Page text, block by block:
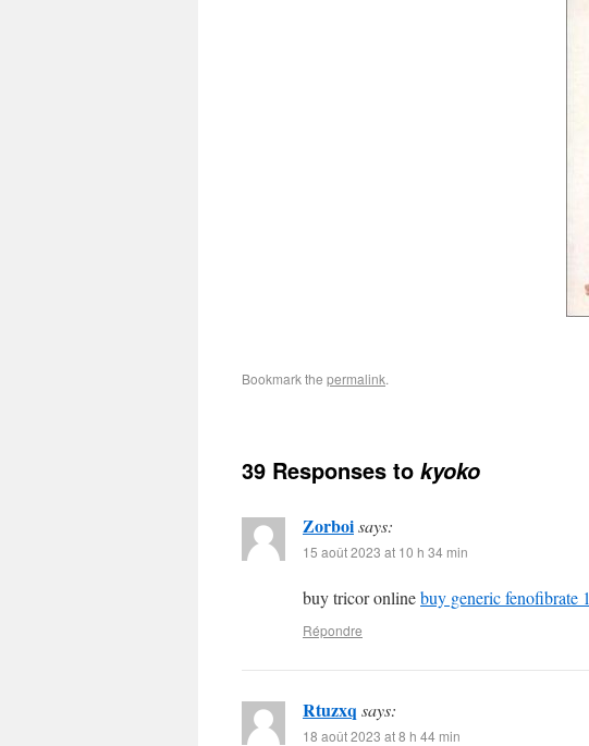
Bookmark the permalink.
39 Responses to kyoko
Zorboisays:
15 août 2023 at 10 h 34 min
buy tricor onlinebuy generic fenofibrate
Répondre
Rtuzxq says:
18 août 2023 at 8 h 44 min